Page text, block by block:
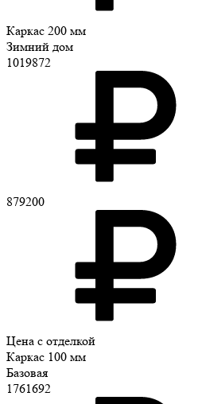
Каркас 200 мм
Зимний дом
1019872
879200
Цена с отделкой
Каркас 100 мм
Базовая
1761692